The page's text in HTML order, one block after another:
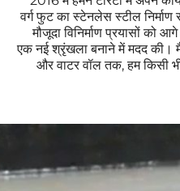
वर्ग फुट का स्टेनलेस स्टील
मौजूदा विनिर्माण प्रयासों को
एक नई श्रृंखला बनाने में मदद
और वाटर वॉल तक, हम किसी